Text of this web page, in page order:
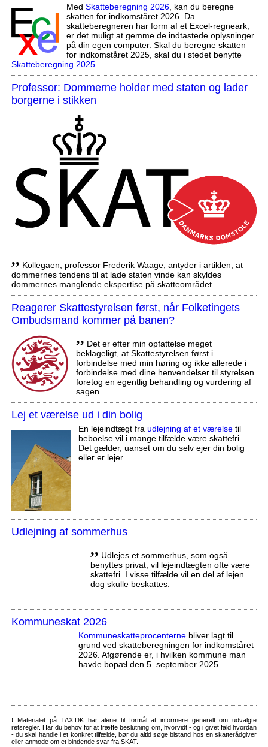
Med Skatteberegning 2026, kan du beregne
skatten for indkomståret 2026. Da
skatteberegneren har form af et Excel-regneark,
er det muligt at gemme de indtastede oplysninger
på din egen computer. Skal du beregne skatten
for indkomståret 2025, skal du i stedet benytte
Skatteberegning 2025.
Professor: Dommerne holder med staten og lader
borgerne i stikken
,, Kollegaen, professor Frederik Waage, antyder i artiklen, at
dommernes tendens til at lade staten vinde kan skyldes
dommernes manglende ekspertise på skatteområdet.
Reagerer Skattestyrelsen først, når Folketingets
Ombudsmand kommer på banen?
,, Det er efter min opfattelse meget
beklageligt, at Skattestyrelsen først i
forbindelse med min høring og ikke allerede i
forbindelse med dine henvendelser til styrelsen
foretog en egentlig behandling og vurdering af
sagen.
Lej et værelse ud i din bolig
En lejeindtægt fra udlejning af et værelsetil
beboelse vil i mange tilfælde være skattefri.
Det gælder, uanset om du selv ejer din bolig
eller er lejer.
Udlejning af sommerhus
,, Udlejes et sommerhus, som også
benyttes privat, vil lejeindtægten ofte være
skattefri. I visse tilfælde vil en del af lejen
dog skulle beskattes.
Kommuneskat 2026
Kommuneskatte­procenternebliver lagt til
grund ved skatteberegningen for indkomståret
2026. Afgørende er, i hvilken kommune man
havde bopæl den 5. september 2025.
! Materialet på TAX.DK har alene til formål at informere generelt om udvalgte
retsregler. Har du behov for at træffe beslutning om, hvorvidt - og i givet fald hvordan
- du skal handle i et konkret tilfælde, bør du altid søge bistand hos en skatterådgiver
eller anmode om et bindende svar fra SKAT.